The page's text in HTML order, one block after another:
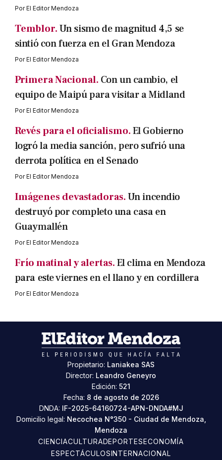
PorEl Editor Mendoza
Temblor.Un sismo de magnitud 4,5 se
sintió con fuerza en el Gran Mendoza
PorEl Editor Mendoza
Primera Nacional. Con un cambio, el
equipo de Maipú para visitar a Midland
PorEl Editor Mendoza
Revés para el oficialismo.El Gobierno
logró la media sanción, pero sufrió una
derrota política en el Senado
PorEl Editor Mendoza
Imágenes devastadoras.Un incendio
destruyó por completo una casa en
Guaymallén
PorEl Editor Mendoza
Frío matinal y alertas.El clima en Mendoza
para este viernes en el llano y en cordillera
PorEl Editor Mendoza
Propietario: Laniakea SAS
Director: Leandro Geneyro
Edición: 521
Fecha: 8 de agosto de 2026
DNDA:
IF-2025-64160724-APN-DNDA#MJ
Domicilio legal: Necochea N°350 - Ciudad de Mendoza,
Mendoza
CIENCIACULTURADEPORTES ECONOMÍA
ESPECTÁCULOS INTERNACIONAL